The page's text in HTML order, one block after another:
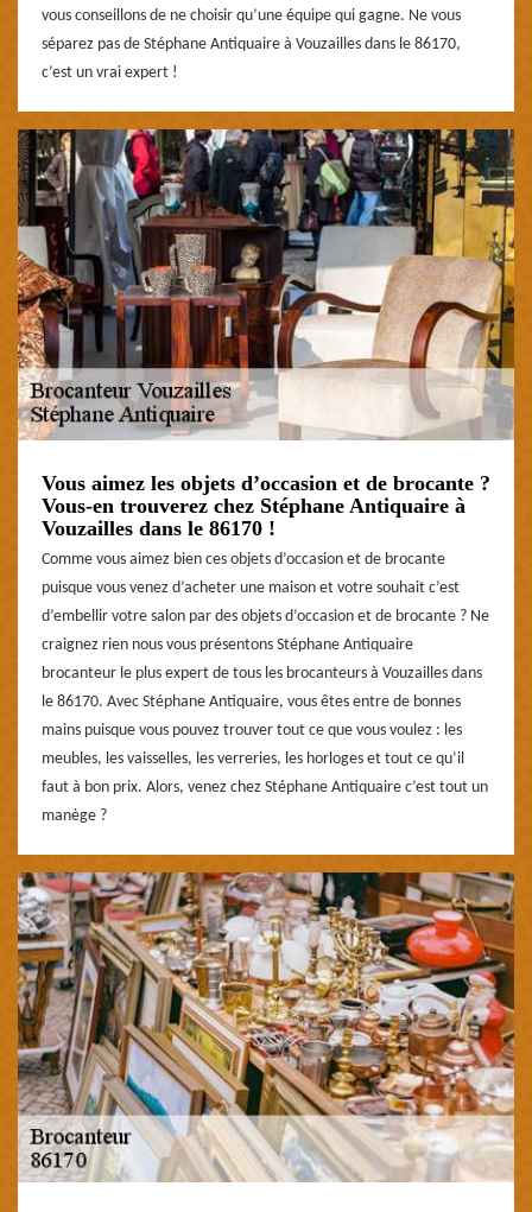
vous conseillons de ne choisir qu’une équipe qui gagne. Ne vous
séparez pas de Stéphane Antiquaire à Vouzailles dans le 86170,
c’est un vrai expert !
Vous aimez les objets d’occasion et de brocante ?
Vous-en trouverez chez Stéphane Antiquaire à
Vouzailles dans le 86170 !
Comme vous aimez bien ces objets d’occasion et de brocante
puisque vous venez d’acheter une maison et votre souhait c’est
d’embellir votre salon par des objets d’occasion et de brocante ? Ne
craignez rien nous vous présentons Stéphane Antiquaire
brocanteur le plus expert de tous les brocanteurs à Vouzailles dans
le 86170. Avec Stéphane Antiquaire, vous êtes entre de bonnes
mains puisque vous pouvez trouver tout ce que vous voulez : les
meubles, les vaisselles, les verreries, les horloges et tout ce qu’il
faut à bon prix. Alors, venez chez Stéphane Antiquaire c’est tout un
manège ?